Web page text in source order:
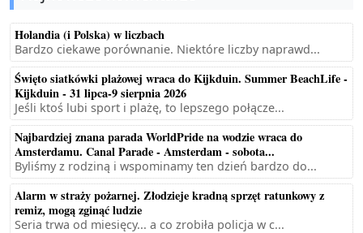
Holandia (i Polska) w liczbach
Bardzo ciekawe porównanie. Niektóre liczby naprawd...
Święto siatkówki plażowej wraca do Kijkduin. Summer BeachLife -
Kijkduin - 31 lipca-9 sierpnia 2026
Jeśli ktoś lubi sport i plażę, to lepszego połącze...
Najbardziej znana parada WorldPride na wodzie wraca do
Amsterdamu. Canal Parade - Amsterdam - sobota...
Byliśmy z rodziną i wspominamy ten dzień bardzo do...
Alarm w straży pożarnej. Złodzieje kradną sprzęt ratunkowy z
remiz, mogą zginąć ludzie
Seria trwa od miesięcy... a co zrobiła policja w c...